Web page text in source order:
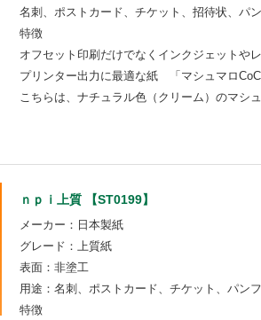
名刺、ポストカード、チケット、招待状、パ
特徴
オフセット印刷だけでなくインクジェットや
プリンター出力に最適な紙 「マシュマロCoC
こちらは、ナチュラル色（クリーム）のマシュ
ｎｐｉ上質 【ST0199】
メーカー：日本製紙
グレード：上質紙
表面：非塗工
用途：名刺、ポストカード、チケット、パン
特徴